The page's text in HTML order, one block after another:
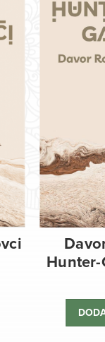
Hunter-